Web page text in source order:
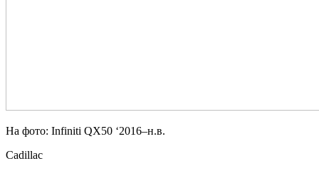
На фото: Infiniti QX50 ‘2016–н.в.
Cadillac